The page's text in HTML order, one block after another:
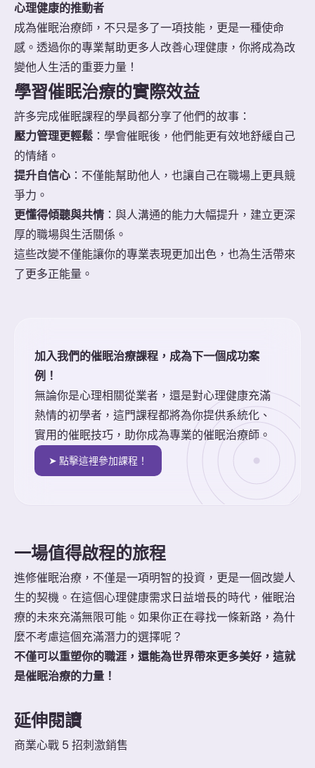
心理健康的推動者
成為催眠治療師，不只是多了一項技能，更是一種使命
感。透過你的專業幫助更多人改善心理健康，你將成為改
變他人生活的重要力量！
學習催眠治療的實際效益
許多完成催眠課程的學員都分享了他們的故事：
壓力管理更輕鬆 ：學會催眠後，他們能更有效地舒緩自己
的情緒。
提升自信心 ：不僅能幫助他人，也讓自己在職場上更具競
爭力。
更懂得傾聽與共情 ：與人溝通的能力大幅提升，建立更深
厚的職場與生活關係。
這些改變不僅能讓你的專業表現更加出色，也為生活帶來
了更多正能量。
加入我們的催眠治療課程，成為下一個成功案
例！
無論你是心理相關從業者，還是對心理健康充滿
熱情的初學者，這門課程都將為你提供系統化、
實用的催眠技巧，助你成為專業的催眠治療師。
➤ 點擊這裡參加課程！
一場值得啟程的旅程
進修催眠治療，不僅是一項明智的投資，更是一個改變人
生的契機。在這個心理健康需求日益增長的時代，催眠治
療的未來充滿無限可能。如果你正在尋找一條新路，為什
麼不考慮這個充滿潛力的選擇呢？
不僅可以重塑你的職涯，還能為世界帶來更多美好，這就
是催眠治療的力量！
延伸閱讀
商業心戰 5 招刺激銷售